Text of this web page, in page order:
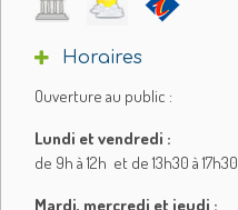
Horaires
Ouverture au public :
Lundi et vendredi :
de 9h à 12h et de 13h30 à 17h30
Mardi, mercredi et jeudi :